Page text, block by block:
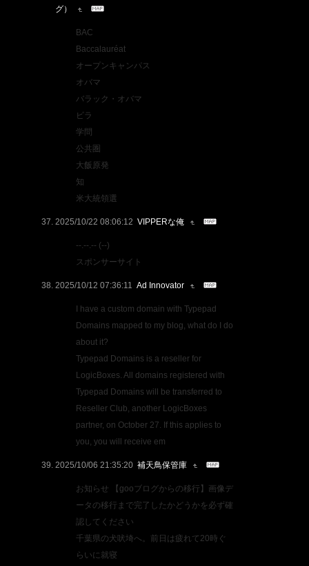
グ）
BAC
Baccalauréat
オープンキャンパス
オバマ
バラック・オバマ
ビラ
学問
公共圏
大飯原発
知
米大統領選
2025/10/22 08:06:12 VIPPERな俺
--.--.-- (--)
スポンサーサイト
2025/10/12 07:36:11 Ad Innovator
I have a custom domain with Typepad
Domains mapped to my blog, what do I do
about it?
Typepad Domains is a reseller for
LogicBoxes. All domains registered with
Typepad Domains will be transferred to
Reseller Club, another LogicBoxes
partner, on October 27. If this applies to
you, you will receive em
2025/10/06 21:35:20 補天鳥保管庫
お知らせ 【gooブログからの移行】画像デ
ータの移行まで完了したかどうかを必ず確
認してください
千葉県の犬吠埼へ。前日は疲れて20時ぐ
らいに就寝